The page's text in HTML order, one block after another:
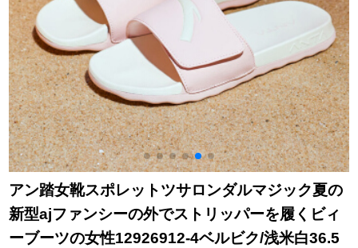
アン踏女靴スポレットツサロンダルマジック夏の
新型ajファンシーの外でストリッパーを履くビィ
ーブーツの女性12926912-4ベルビク/浅米白36.5